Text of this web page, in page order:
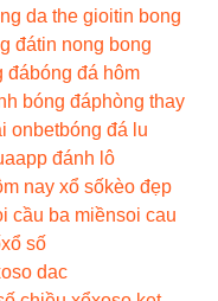
da the gioitin bong
đátin nong bong
đábóng đá hôm
bóng đáphòng thay
onbetbóng đá lu
app đánh lô
nay xổ sốkèo đẹp
cầu ba miềnsoi cau
xổ số
dac